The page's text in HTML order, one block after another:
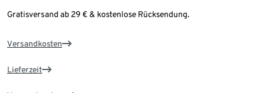
Gratisversand ab 29 € & kostenlose Rücksendung.
Versandkosten
Lieferzeit